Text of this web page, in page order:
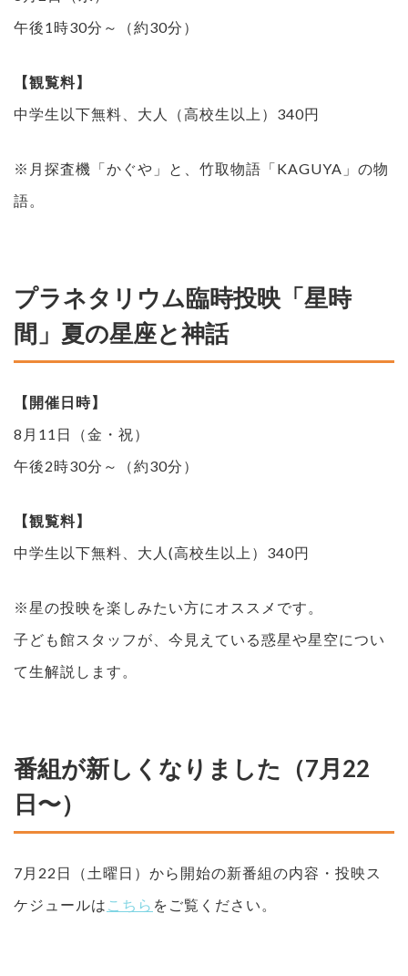
午後1時30分～（約30分）
【観覧料】
中学生以下無料、大人（高校生以上）340円
※月探査機「かぐや」と、竹取物語「KAGUYA」の物
語。
プラネタリウム臨時投映「星時
間」夏の星座と神話
【開催日時】
8月11日（金・祝）
午後2時30分～（約30分）
【観覧料】
中学生以下無料、大人(高校生以上）340円
※星の投映を楽しみたい方にオススメです。
子ども館スタッフが、今見えている惑星や星空につい
て生解説します。
番組が新しくなりました（7月22
日〜）
7月22日（土曜日）から開始の新番組の内容・投映ス
ケジュールは こちら をご覧ください。